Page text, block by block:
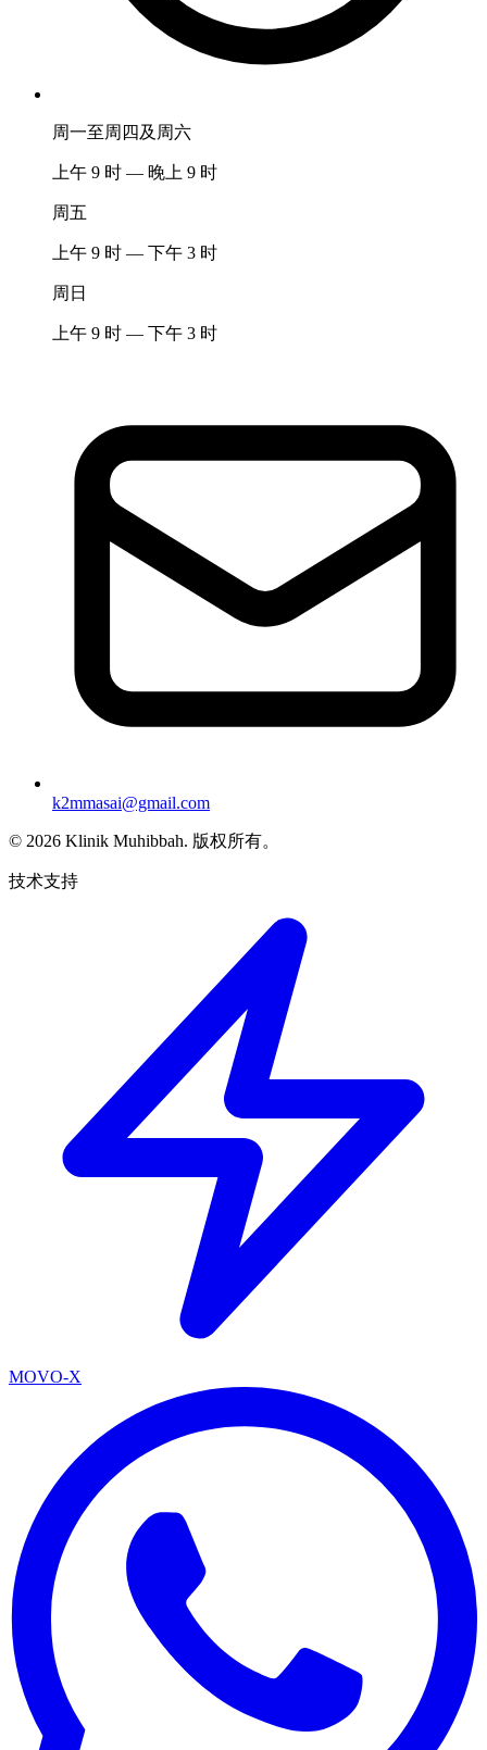
周一至周四及周六
上午 9 时 — 晚上 9 时
周五
上午 9 时 — 下午 3 时
周日
上午 9 时 — 下午 3 时
k2mmasai@gmail.com
© 2026 Klinik Muhibbah. 版权所有。
技术支持
MOVO-X